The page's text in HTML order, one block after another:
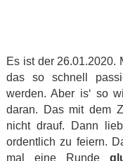
Es ist der 26.01.2020.
das so schnell
werden. Aber is‘ so
daran. Das mit dem
nicht drauf. Dann
ordentlich zu feiern.
mal eine Runde